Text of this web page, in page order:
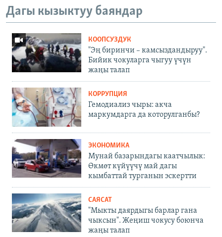
Дагы кызыктуу баяндар
КООПСУЗДУК
"Эң биринчи – камсыздандыруу".
Бийик чокуларга чыгуу үчүн
жаңы талап
КОРРУПЦИЯ
Гемодиализ чыры: акча
маркумдарга да которулганбы?
ЭКОНОМИКА
Мунай базарындагы каатчылык:
Өкмөт күйүүчү май дагы
кымбаттай турганын эскертти
САЯСАТ
"Мыкты даярдыгы барлар гана
чыксын". Жеңиш чокусу боюнча
жаңы талап